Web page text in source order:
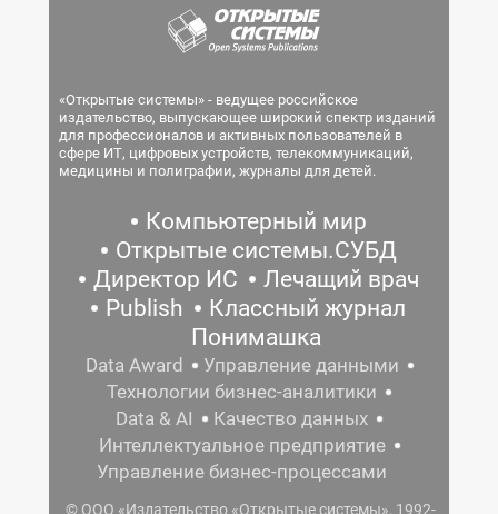
«Открытые системы» - ведущее российское
издательство, выпускающее широкий спектр изданий
для профессионалов и активных пользователей в
сфере ИТ, цифровых устройств, телекоммуникаций,
медицины и полиграфии, журналы для детей.
Компьютерный мир
Открытые системы.СУБД
Директор ИС
Лечащий врач
Publish
Классный журнал
Понимашка
Data Award
Управление данными
Технологии бизнес-аналитики
Data & AI
Качество данных
Интеллектуальное предприятие
Управление бизнес-процессами
© ООО «Издательство «Открытые системы», 1992-